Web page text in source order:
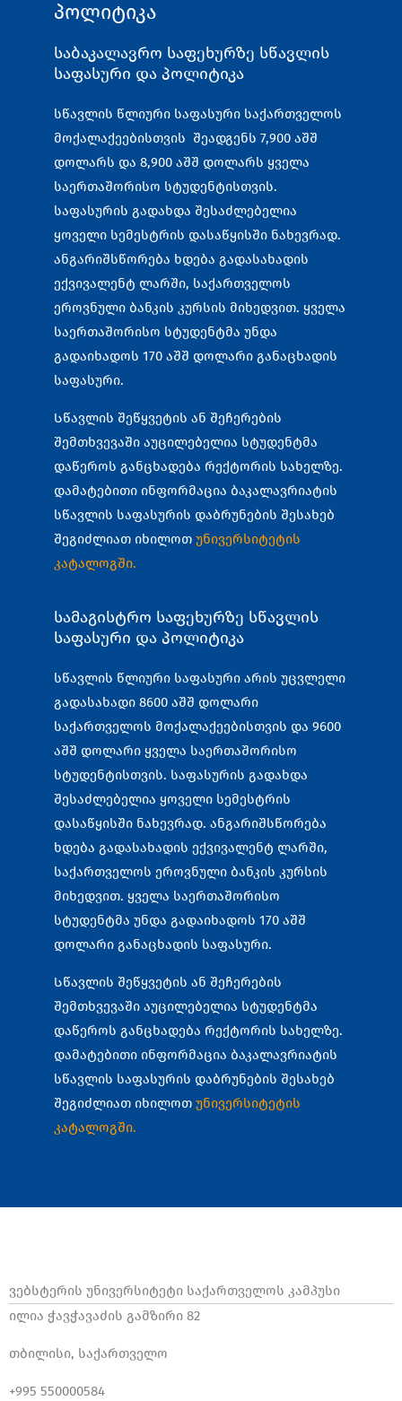
პოლიტიკა
საბაკალავრო საფეხურზე სწავლის
საფასური და პოლიტიკა
სწავლის წლიური საფასური საქართველოს
მოქალაქეებისთვის შეადგენს 7,900 აშშ
დოლარს და 8,900 აშშ დოლარს ყველა
საერთაშორისო სტუდენტისთვის.
საფასურის გადახდა შესაძლებელია
ყოველი სემესტრის დასაწყისში ნახევრად.
ანგარიშსწორება ხდება გადასახადის
ექვივალენტ ლარში, საქართველოს
ეროვნული ბანკის კურსის მიხედვით. ყველა
საერთაშორისო სტუდენტმა უნდა
გადაიხადოს 170 აშშ დოლარი განაცხადის
საფასური.
Სწავლის შეწყვეტის ან შეჩერების
შემთხვევაში აუცილებელია სტუდენტმა
დაწეროს განცხადება რექტორის სახელზე.
დამატებითი ინფორმაცია ბაკალავრიატის
სწავლის საფასურის დაბრუნების შესახებ
შეგიძლიათ იხილოთ უნივერსიტეტის
კატალოგში.
სამაგისტრო საფეხურზე სწავლის
საფასური და პოლიტიკა
სწავლის წლიური საფასური არის უცვლელი
გადასახადი 8600 აშშ დოლარი
საქართველოს მოქალაქეებისთვის და 9600
აშშ დოლარი ყველა საერთაშორისო
სტუდენტისთვის. საფასურის გადახდა
შესაძლებელია ყოველი სემესტრის
დასაწყისში ნახევრად. ანგარიშსწორება
ხდება გადასახადის ექვივალენტ ლარში,
საქართველოს ეროვნული ბანკის კურსის
მიხედვით. ყველა საერთაშორისო
სტუდენტმა უნდა გადაიხადოს 170 აშშ
დოლარი განაცხადის საფასური.
Სწავლის შეწყვეტის ან შეჩერების
შემთხვევაში აუცილებელია სტუდენტმა
დაწეროს განცხადება რექტორის სახელზე.
დამატებითი ინფორმაცია ბაკალავრიატის
სწავლის საფასურის დაბრუნების შესახებ
შეგიძლიათ იხილოთ უნივერსიტეტის
კატალოგში.
ვებსტერის უნივერსიტეტი საქართველოს კამპუსი
ილია ჭავჭავაძის გამზირი 82
თბილისი, საქართველო
+995 550000584